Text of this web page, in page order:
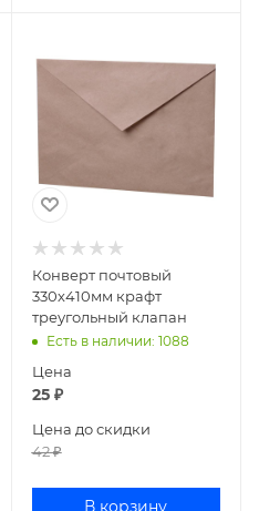
Конверт почтовый
330х410мм крафт
треугольный клапан
Есть в наличии: 1088
Цена
25₽
Цена до скидки
42₽
В корзину